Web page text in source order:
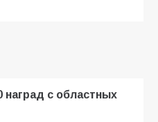
наград с областных